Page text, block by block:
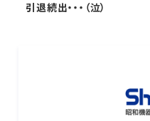
引退続出・・・（泣）